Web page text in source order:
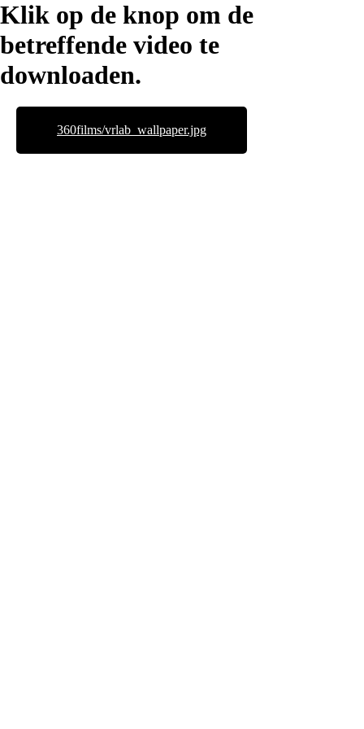
Klik op de knop om de
betreffende video te
downloaden.
360films/vrlab_wallpaper.jpg